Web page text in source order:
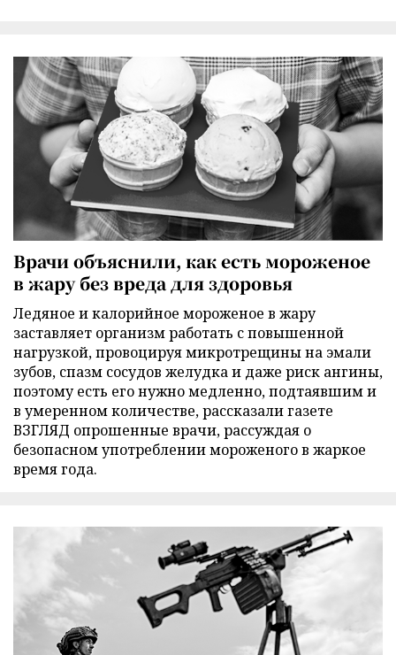
Врачи объяснили, как есть мороженое
в жару без вреда для здоровья
Ледяное и калорийное мороженое в жару
заставляет организм работать с повышенной
нагрузкой, провоцируя микротрещины на эмали
зубов, спазм сосудов желудка и даже риск ангины,
поэтому есть его нужно медленно, подтаявшим и
в умеренном количестве, рассказали газете
ВЗГЛЯД опрошенные врачи, рассуждая о
безопасном употреблении мороженого в жаркое
время года.